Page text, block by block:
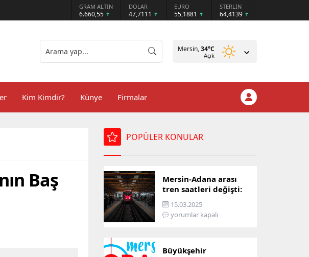
GRAM ALTIN
6.660,55
DOLAR
47,7111
EURO
55,1881
STERLİN
64,4139
Mersin,34°C
Açık
Kim Kimdir? Künye Firmalar
Baş
POPÜLER KONULAR
Mersin-Adana arası
tren saatleri değişti:
İşte yeni ulaşım listesi
15.03.2025
yorumlar kapalı
Büyükşehir